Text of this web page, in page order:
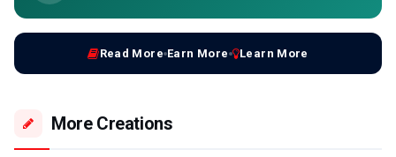
Read More Earn More Learn More
More Creations